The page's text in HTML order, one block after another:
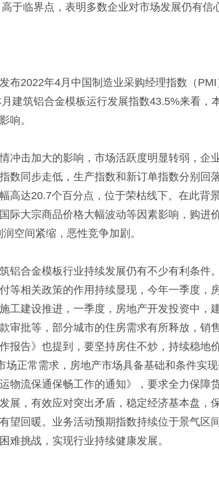
于临界点，表明多数企业对市场发展仍有信
布2022年4月中国制造业采购经理指数（
建筑铝合金模板运行发展指数43.5%来看，
响。
冲击加大的影响，市场活跃度明显转弱，企
数同步走低，生产指数和新订单指数分别回
高达20.7个百分点，位于荣枯线下。在此背
际大宗商品价格大幅波动等因素影响，购进
空间紧缩，恶性竞争加剧。
铝合金模板行业持续发展仍有不少有利条件
等相关政策的作用持续显现，今年一季度，
工建设推进，一季度，房地产开发投资中
审批等，部分城市的住房需求有所释放，销
报告》也提到，要坚持房住不炒，持续稳地
场正常需求，房地产市场具备基础和条件实
物流保通保畅工作的通知》，要求全力保障
展，有效应对突出矛盾，稳定经济基本盘，
望回暖。业务活动预期指数持续位于景气区
难挑战，实现行业持续健康发展。